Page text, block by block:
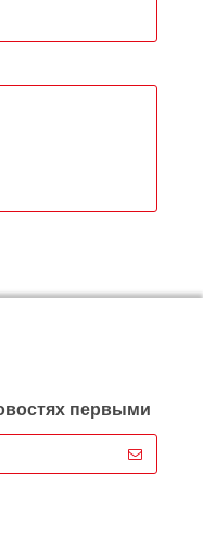
первыми